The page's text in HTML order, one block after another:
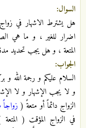
السوال:
هل يشترط الاشهار في
اضرار للغير ، و ما هي
المتعة ، و هل يجب تحديد
الجواب:
السلام عليكم و رجمة الله
و لا يجب الإشهار و لا
الزواج دائماً أو متعةً (زواجاً
في الزواج المؤقت (